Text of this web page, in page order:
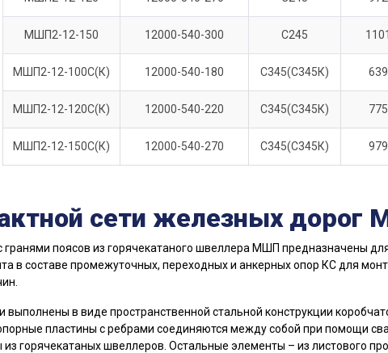
МШП2-12-150 12000-540-300 С245 1101
МШП2-12-100С(К) 12000-540-180 С345(С345К) 639
МШП2-12-120С(К) 12000-540-220 С345(С345К) 775
МШП2-12-150С(К) 12000-540-270 С345(С345К) 979
сети железных дорог
гранями поясов из горячекатаного швеллера МШП предназначены
в составе промежуточных, переходных и анкерных опор КС для
выполнены в виде пространственной стальной конструкции
пластины с ребрами соединяются между собой при помощи
горячекатаных швеллеров. Остальные элементы – из листового